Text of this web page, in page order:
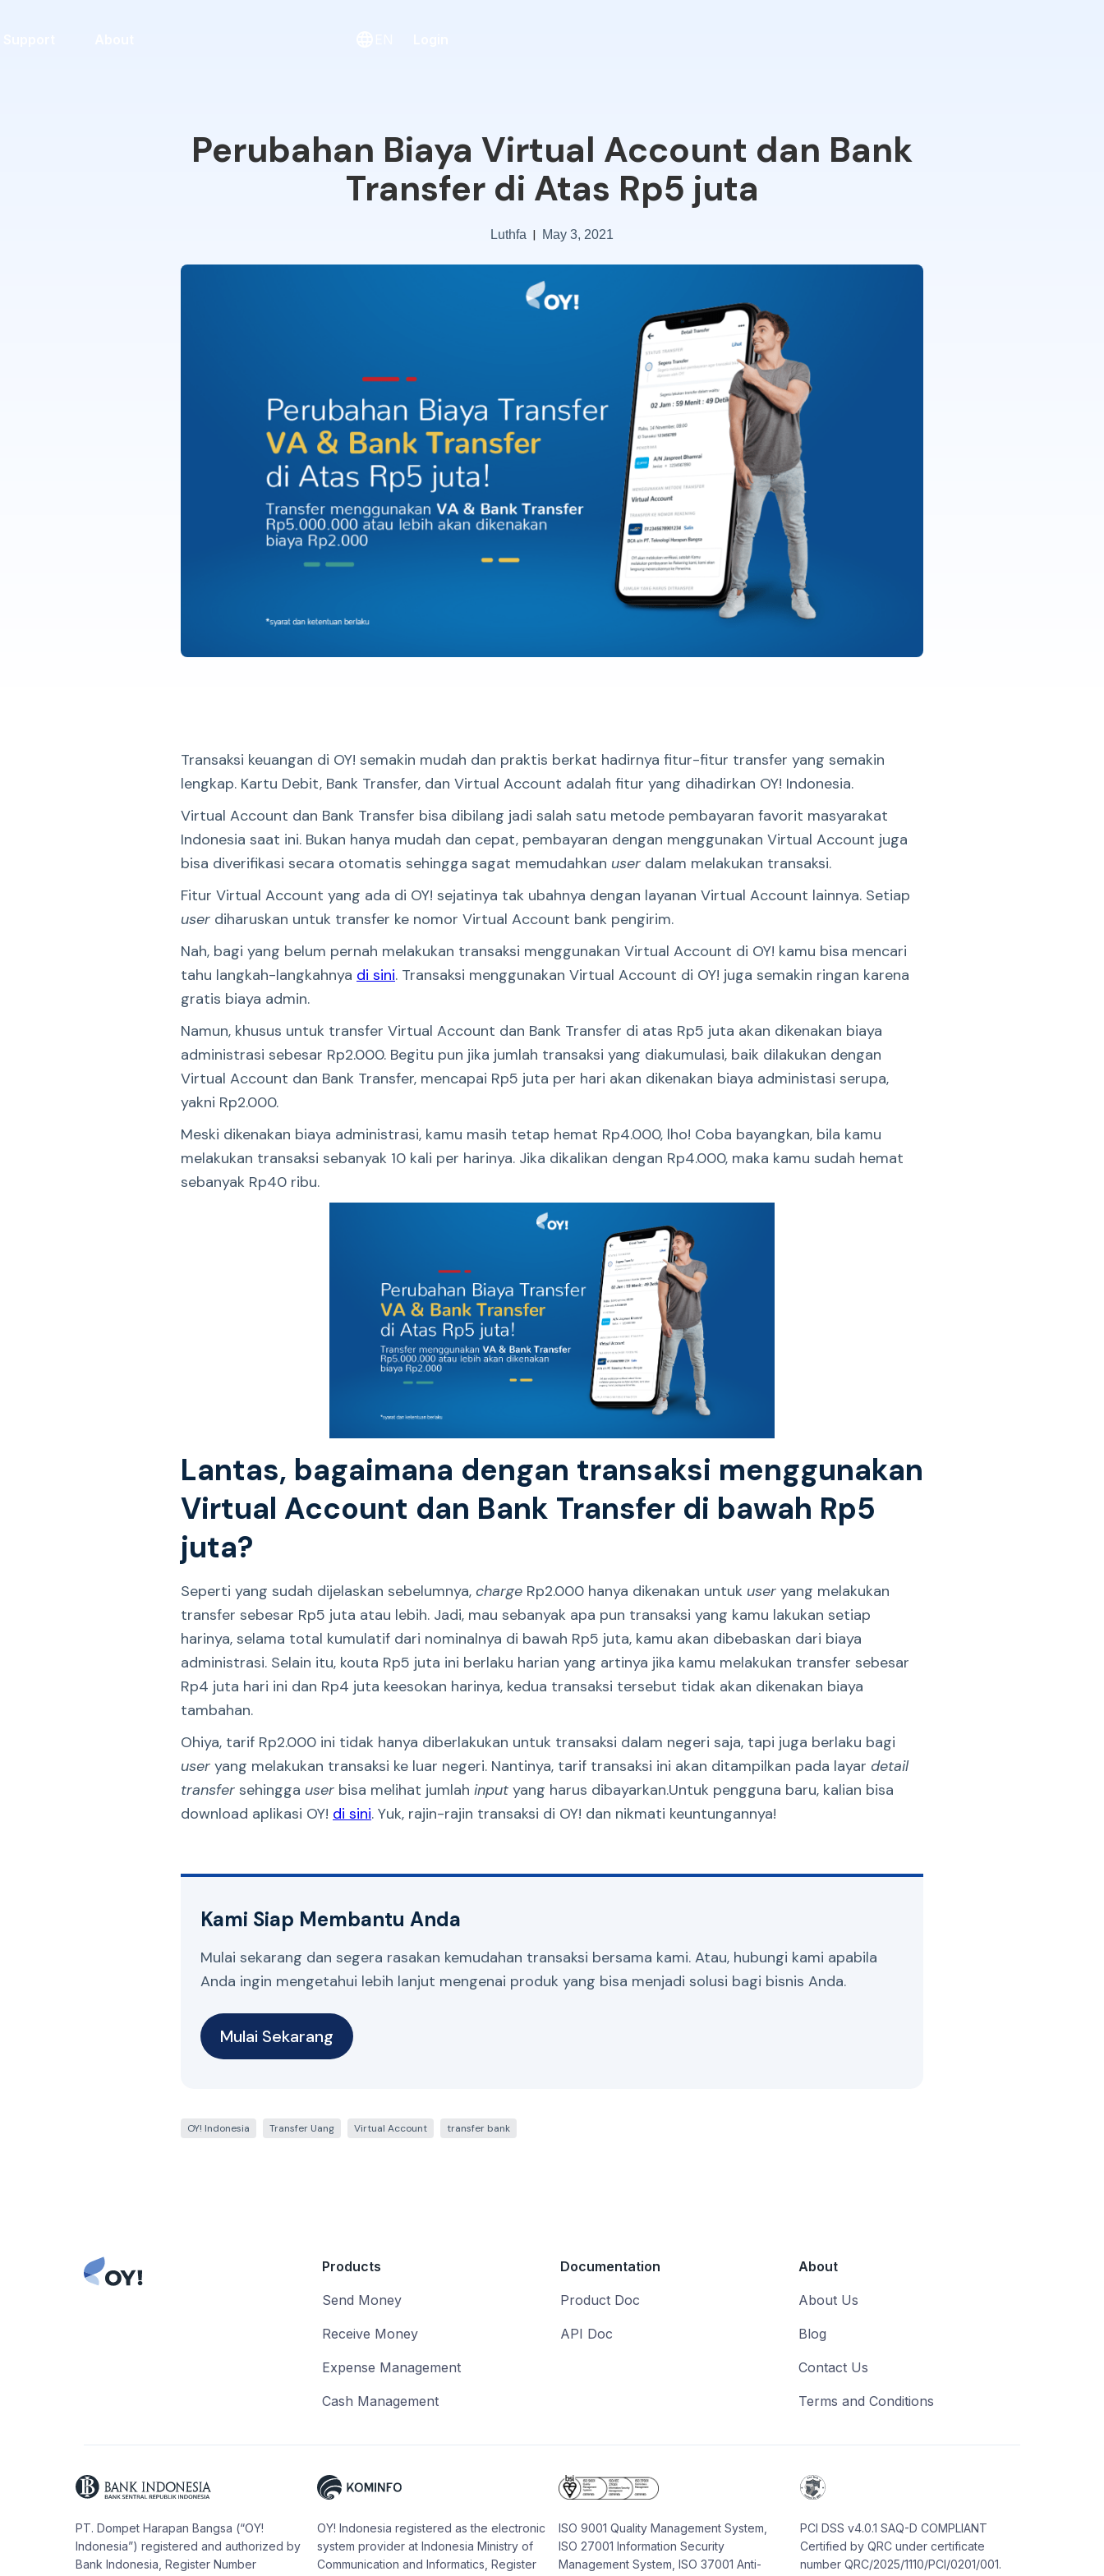
Perubahan Biaya Virtual Account dan Bank
Transfer di Atas Rp5 juta
Luthfa | May 3, 2021
Transaksi keuangan di OY! semakin mudah dan praktis berkat hadirnya fitur-fitur transfer yang semakin
lengkap. Kartu Debit, Bank Transfer, dan Virtual Account adalah fitur yang dihadirkan OY! Indonesia.
Virtual Account dan Bank Transfer bisa dibilang jadi salah satu metode pembayaran favorit masyarakat
Indonesia saat ini. Bukan hanya mudah dan cepat, pembayaran dengan menggunakan Virtual Account juga
bisa diverifikasi secara otomatis sehingga sagat memudahkan user dalam melakukan transaksi.
Fitur Virtual Account yang ada di OY! sejatinya tak ubahnya dengan layanan Virtual Account lainnya. Setiap
user diharuskan untuk transfer ke nomor Virtual Account bank pengirim.
Nah, bagi yang belum pernah melakukan transaksi menggunakan Virtual Account di OY! kamu bisa mencari
tahu langkah-langkahnya di sini. Transaksi menggunakan Virtual Account di OY! juga semakin ringan karena
gratis biaya admin.
Namun, khusus untuk transfer Virtual Account dan Bank Transfer di atas Rp5 juta akan dikenakan biaya
administrasi sebesar Rp2.000. Begitu pun jika jumlah transaksi yang diakumulasi, baik dilakukan dengan
Virtual Account dan Bank Transfer, mencapai Rp5 juta per hari akan dikenakan biaya administasi serupa,
yakni Rp2.000.
Meski dikenakan biaya administrasi, kamu masih tetap hemat Rp4.000, lho! Coba bayangkan, bila kamu
melakukan transaksi sebanyak 10 kali per harinya. Jika dikalikan dengan Rp4.000, maka kamu sudah hemat
sebanyak Rp40 ribu.
Lantas, bagaimana dengan transaksi menggunakan
Virtual Account dan Bank Transfer di bawah Rp5
juta?
Seperti yang sudah dijelaskan sebelumnya, charge Rp2.000 hanya dikenakan untuk user yang melakukan
transfer sebesar Rp5 juta atau lebih. Jadi, mau sebanyak apa pun transaksi yang kamu lakukan setiap
harinya, selama total kumulatif dari nominalnya di bawah Rp5 juta, kamu akan dibebaskan dari biaya
administrasi. Selain itu, kouta Rp5 juta ini berlaku harian yang artinya jika kamu melakukan transfer sebesar
Rp4 juta hari ini dan Rp4 juta keesokan harinya, kedua transaksi tersebut tidak akan dikenakan biaya
tambahan.
Ohiya, tarif Rp2.000 ini tidak hanya diberlakukan untuk transaksi dalam negeri saja, tapi juga berlaku bagi
user yang melakukan transaksi ke luar negeri. Nantinya, tarif transaksi ini akan ditampilkan pada layar detail
transfer sehingga user bisa melihat jumlah input yang harus dibayarkan.Untuk pengguna baru, kalian bisa
download aplikasi OY! di sini. Yuk, rajin-rajin transaksi di OY! dan nikmati keuntungannya!
Kami Siap Membantu Anda
Mulai sekarang dan segera rasakan kemudahan transaksi bersama kami. Atau, hubungi kami apabila
Anda ingin mengetahui lebih lanjut mengenai produk yang bisa menjadi solusi bagi bisnis Anda.
Mulai Sekarang
OY! Indonesia Transfer Uang Virtual Account transfer bank
Products
Send Money
Receive Money
Expense Management
Cash Management
Documentation
Product Doc
API Doc
About
About Us
Blog
Contact Us
Terms and Conditions
PT. Dompet Harapan Bangsa (“OY!
Indonesia”) registered and authorized by
Bank Indonesia, Register Number
OY! Indonesia registered as the electronic
system provider at Indonesia Ministry of
Communication and Informatics, Register
ISO 9001 Quality Management System,
ISO 27001 Information Security
Management System, ISO 37001 Anti-
PCI DSS v4.0.1 SAQ-D COMPLIANT
Certified by QRC under certificate
number QRC/2025/1110/PCI/0201/001.